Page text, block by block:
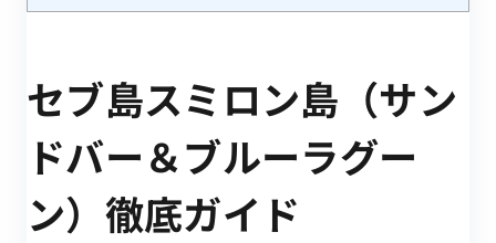
セブ島スミロン島（サン
ドバー＆ブルーラグー
ン）徹底ガイド